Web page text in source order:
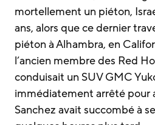
mortellement un piéton,
ans, alors que ce dernier
piéton à Alhambra, en
l’ancien membre des Red
conduisait un SUV GMC
immédiatement arrêté pour
Sanchez avait succombé à